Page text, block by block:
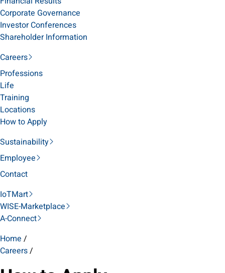
Corporate Governance
Investor Conferences
Shareholder Information
Careers
Professions
Life
Training
Locations
How to Apply
Sustainability
Employee
Contact
IoTMart
WISE-Marketplace
A-Connect
Home /
Careers/